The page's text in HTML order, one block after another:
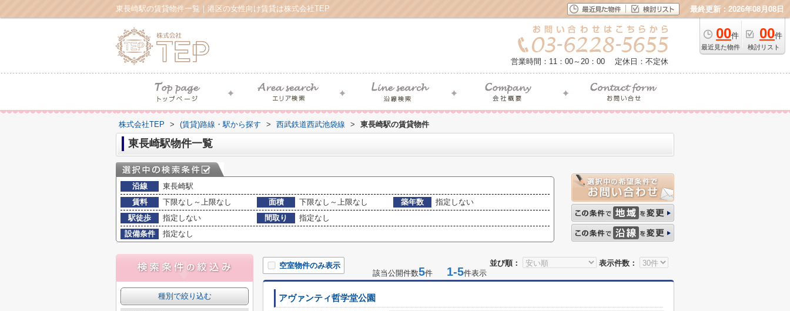
東長崎駅の賃貸物件一覧｜港区の女性向け賃貸は株式会社TEP 最終更新：2026年08月08日
00件
最近見た物件
00件
検討リスト
営業時間：11：00～20：00 定休日：不定休
株式会社TEP > (賃貸)路線・駅から探す > 西武鉄道西武池袋線 > 東長崎駅の賃貸物件
東長崎駅物件一覧
沿線
東長崎駅
賃料
下限なし～上限なし 面積 下限なし～上限なし 築年数
指定しない
駅徒歩
指定しない 間取り
指定なし
設備条件
指定なし
並び順： 表示件数：
空室物件のみ表示
該当公開件数5件 1-5件表示
アヴァンティ哲学堂公園
種別で絞り込む